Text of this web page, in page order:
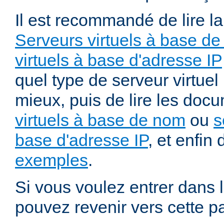
Il est recommandé de lire
Serveurs virtuels à base
virtuels à base d'adresse IP
quel type de serveur
mieux, puis de lire les
virtuels à base de nom ou
base d'adresse IP, et enfin
exemples.
Si vous voulez entrer dans
pouvez revenir vers cette